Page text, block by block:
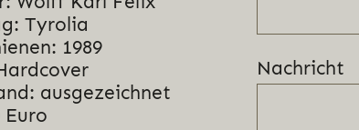
Tyrolia
1989
ausgezeichnet
Euro
Nachricht